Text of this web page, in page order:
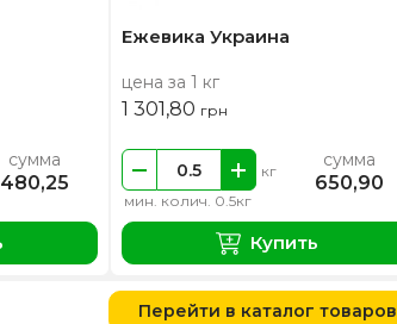
сумма
480,25
Ежевика Украина
цена за 1 кг
1 301,80 грн
мин. колич. 0.5кг
кг сумма
650,90
Купить
Перейти в каталог товаров